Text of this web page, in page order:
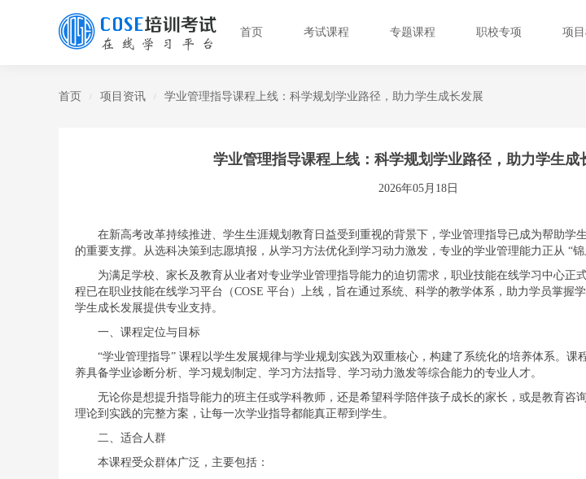
首页 考试课程 专题课程 职校专项 项
首页 / 项目资讯 / 学业管理指导课程上线：科学规划学业路径，助力学生成长发展
学业管理指导课程上线：科学规划学业路径，助力学生成
2026年05月18日
在新高考改革持续推进、学生生涯规划教育日益受到重视的背景下，学业管理指导已成为帮助学
的重要支撑。从选科决策到志愿填报，从学习方法优化到学习动力激发，专业的学业管理能力正从 “锦
为满足学校、家长及教育从业者对专业学业管理指导能力的迫切需求，职业技能在线学习中心正
程已在职业技能在线学习平台（COSE 平台）上线，旨在通过系统、科学的教学体系，助力学员掌握
学生成长发展提供专业支持。
一、课程定位与目标
“学业管理指导” 课程以学生发展规律与学业规划实践为双重核心，构建了系统化的培养体系。课
养具备学业诊断分析、学习规划制定、学习方法指导、学习动力激发等综合能力的专业人才。
无论你是想提升指导能力的班主任或学科教师，还是希望科学陪伴孩子成长的家长，或是教育咨
理论到实践的完整方案，让每一次学业指导都能真正帮到学生。
二、适合人群
本课程受众群体广泛，主要包括：